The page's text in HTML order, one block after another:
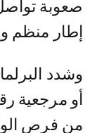
صعوبة
إطار منظم
وشدد
أو مرجعية
من فرص